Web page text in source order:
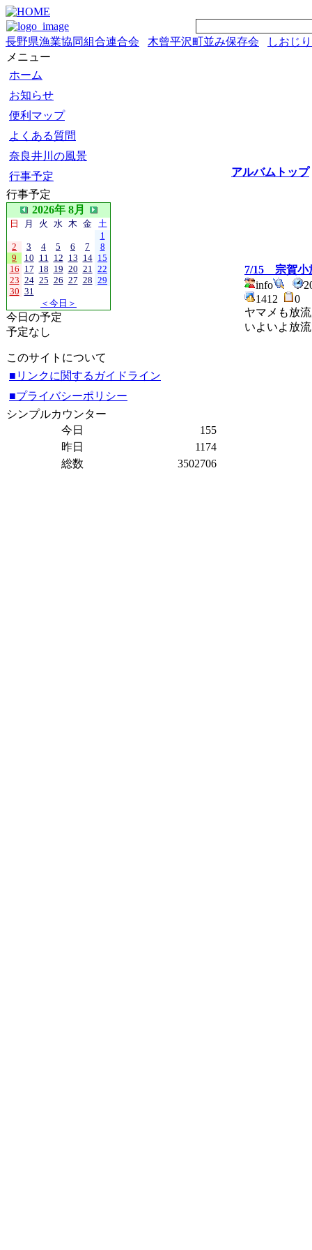
長野県漁業協同組合連合会 木曾平沢町並み保存会
しおじ
メニュー
ホーム
お知らせ
便利マップ
よくある質問
奈良井川の風景
行事予定
行事予定
2026年 8月
日 月 火 水 木 金 土
1
2
3 4 5 6 7
8
9
10 11 12 13 14 15
16 17 18 19 20 21 22
23 24 25 26 27 28 29
30 31
＜今日＞
今日の予定
予定なし
このサイトについて
■リンクに関するガイドライン
■プライバシーポリシー
シンプルカウンター
今日
155
昨日
1174
総数
3502706
アルバムトップ
7/15 宗賀小
info
1412
0
ヤマメも放
いよいよ放